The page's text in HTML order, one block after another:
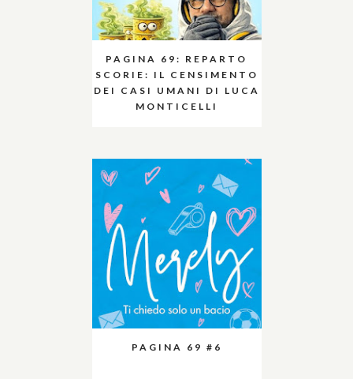
PAGINA 69: REPARTO
SCORIE: IL CENSIMENTO
DEI CASI UMANI DI LUCA
MONTICELLI
PAGINA 69 #6